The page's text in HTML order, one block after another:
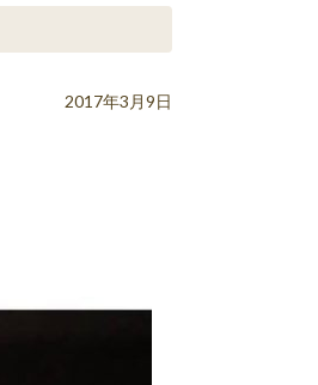
2017年3月9日